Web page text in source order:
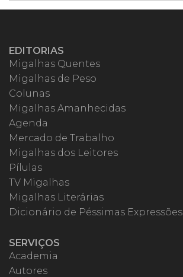
EDITORIAS
Migalhas Quentes
Migalhas de Peso
Colunas
Migalhas Amanhecidas
Agenda
Mercado de Trabalho
Migalhas dos Leitores
Pílulas
TV Migalhas
Migalhas Literárias
Dicionário de Péssimas Expressões
SERVIÇOS
Academia
Autores